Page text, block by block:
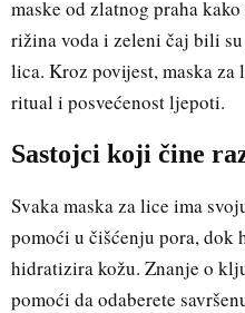
maske od zlatnog praha
rižina voda i zeleni čaj bili
lica. Kroz povijest, maska
ritual i posvećenost ljepoti.
Sastojci koji čine
Svaka maska za lice ima
pomoći u čišćenju pora, dok
hidratizira kožu. Znanje o
pomoći da odaberete